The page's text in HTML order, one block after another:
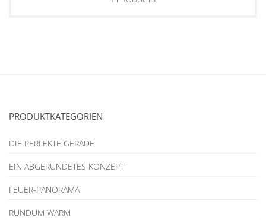
PRODUKTKATEGORIEN
DIE PERFEKTE GERADE
EIN ABGERUNDETES KONZEPT
FEUER-PANORAMA
RUNDUM WARM